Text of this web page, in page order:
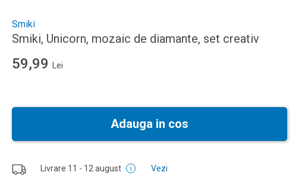
Smiki
Smiki, Unicorn, mozaic de diamante, set creativ
59,99 Lei
Adauga in cos
Livrare 11 - 12 august Vezi